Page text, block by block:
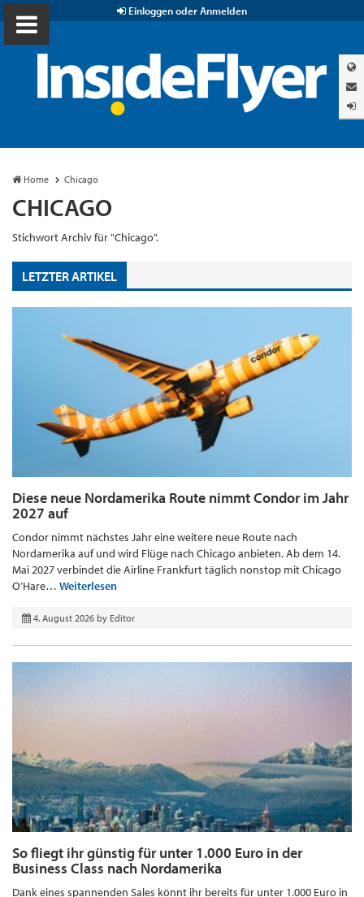
Einloggen oder Anmelden
Home Chicago
CHICAGO
Stichwort Archiv für "Chicago".
LETZTER ARTIKEL
Diese neue Nordamerika Route nimmt Condor im Jahr
2027 auf
Condor nimmt nächstes Jahr eine weitere neue Route nach
Nordamerika auf und wird Flüge nach Chicago anbieten. Ab dem 14.
Mai 2027 verbindet die Airline Frankfurt täglich nonstop mit Chicago
O’Hare… Weiterlesen
4. August 2026 by Editor
So fliegt ihr günstig für unter 1.000 Euro in der
Business Class nach Nordamerika
Dank eines spannenden Sales könnt ihr bereits für unter 1.000 Euro in